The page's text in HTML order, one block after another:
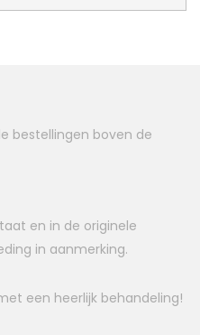
bestellingen boven de
en in de originele
in aanmerking.
een heerlijk behandeling!